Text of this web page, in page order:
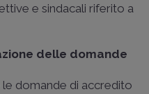
e sindacali riferito a
delle domande
le domande di accredito